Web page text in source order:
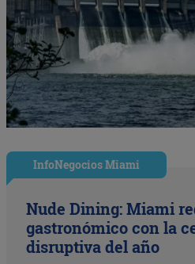
InfoNegocios Miami
Nude Dining: Miami
gastronómico con la
disruptiva del año